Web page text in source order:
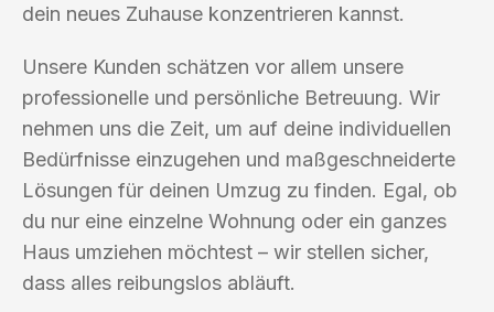
dein neues Zuhause konzentrieren kannst.
Unsere Kunden schätzen vor allem unsere
professionelle und persönliche Betreuung. Wir
nehmen uns die Zeit, um auf deine individuellen
Bedürfnisse einzugehen und maßgeschneiderte
Lösungen für deinen Umzug zu finden. Egal, ob
du nur eine einzelne Wohnung oder ein ganzes
Haus umziehen möchtest – wir stellen sicher,
dass alles reibungslos abläuft.